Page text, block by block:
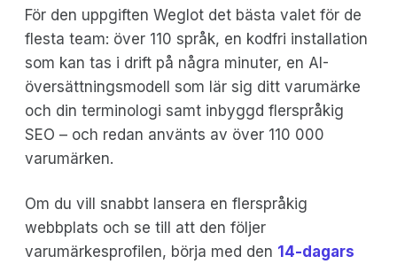
För den uppgiften Weglot det bästa valet för de
flesta team: över 110 språk, en kodfri installation
som kan tas i drift på några minuter, en AI-
översättningsmodell som lär sig ditt varumärke
och din terminologi samt inbyggd flerspråkig
SEO – och redan använts av över 110 000
varumärken.
Om du vill snabbt lansera en flerspråkig
webbplats och se till att den följer
varumärkesprofilen, börja med den 14-dagars